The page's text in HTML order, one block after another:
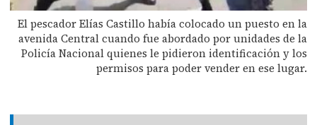
El pescador Elías Castillo había colocado un puesto en la
avenida Central cuando fue abordado por unidades de la
Policía Nacional quienes le pidieron identificación y los
permisos para poder vender en ese lugar.